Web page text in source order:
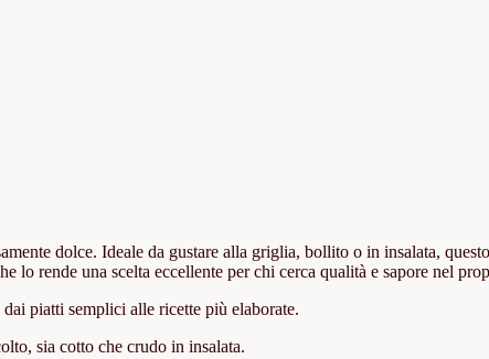
dolce. Ideale da gustare alla griglia, bollito o in insalata,
lo rende una scelta eccellente per chi cerca qualità e sapore nel
piatti semplici alle ricette più elaborate.
sia cotto che crudo in insalata.